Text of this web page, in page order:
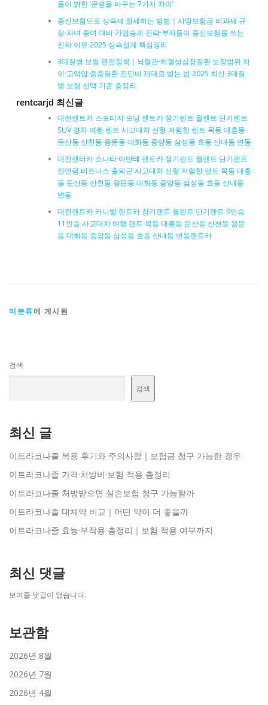
들이 밝힌 ‘운명을 바꾸는 7가지 차이’
종신보험으로 상속세 절세하는 방법｜사망보험금 비과세 규
정·자녀 증여 대비·가업승계 전략·부자들이 종신보험을 쓰는
진짜 이유·2025 상속설계 핵심정리
3대질병 보험 완전정복｜뇌혈관·허혈성심장질환 보장범위 차
이·고액암·중증질환 진단비 제대로 받는 법·2025 최신 3대질
병 보험 선택 기준 총정리
rentcarjd 최신글
대전렌트카 스포티지·모닝 렌트카 장기렌트 월렌트 단기렌트
SUV 경차 여행 렌트 사고대차 신형 저렴한 렌트 목동 대흥동
둔산동 산천동 용문동 대화동 중앙동 삼성동 효동 산내동 변동
대전렌터카 소나타·아반테 렌트카 장기렌트 월렌트 단기렌트
전연령 비즈니스 출퇴근 사고대차 신형 저렴한 렌트 목동 대흥
동 둔산동 산천동 용문동 대화동 중앙동 삼성동 효동 산내동
변동
대전렌트카 카니발 렌트카 장기렌트 월렌트 단기렌트 9인승
11인승 사고대차 여행 렌트 목동 대흥동 둔산동 산천동 용문
동 대화동 중앙동 삼성동 효동 산내동 변동렌트카
미분류에 게시됨
검색
검색
최신 글
이트라코나졸 복용 후기와 주의사항｜보험금 청구 가능한 경우
이트라코나졸 가격·처방비·보험 적용 총정리
이트라코나졸 처방받으면 실손보험 청구 가능할까
이트라코나졸 대체약 비교｜어떤 약이 더 좋을까
이트라코나졸 효능·부작용 총정리｜보험 적용 여부까지
최신 댓글
보여줄 댓글이 없습니다.
보관함
2026년 8월
2026년 7월
2026년 4월